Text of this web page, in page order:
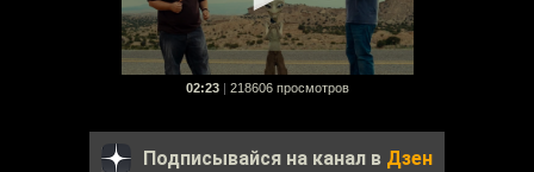
02:23 218606 просмотров
Подписывайся на канал в Дзен